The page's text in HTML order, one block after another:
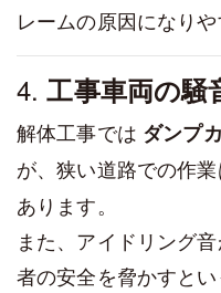
レームの原因になりや
4.工事車両の騒
解体工事では ダンプ
が、狭い道路での作
あります。
また、アイドリング
者の安全を脅かすとい